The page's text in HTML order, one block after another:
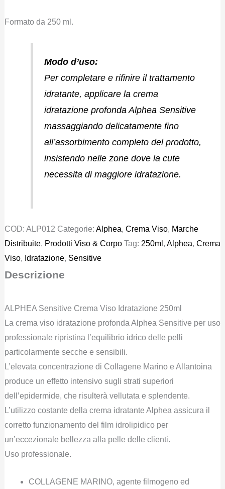
Formato da 250 ml.
Modo d’uso:
Per completare e rifinire il trattamento
idratante, applicare la crema
idratazione profonda Alphea Sensitive
massaggiando delicatamente fino
all’assorbimento completo del prodotto,
insistendo nelle zone dove la cute
necessita di maggiore idratazione.
COD: ALP012 Categorie: Alphea, Crema Viso, Marche
Distribuite, Prodotti Viso & Corpo Tag: 250ml , Alphea, Crema
Viso, Idratazione, Sensitive
Descrizione
ALPHEA Sensitive Crema Viso Idratazione 250ml
La crema viso idratazione profonda Alphea Sensitive per uso
professionale ripristina l’equilibrio idrico delle pelli
particolarmente secche e sensibili.
L’elevata concentrazione di Collagene Marino e Allantoina
produce un effetto intensivo sugli strati superiori
dell’epidermide, che risulterà vellutata e splendente.
L’utilizzo costante della crema idratante Alphea assicura il
corretto funzionamento del film idrolipidico per
un’eccezionale bellezza alla pelle delle clienti.
Uso professionale.
COLLAGENE MARINO, agente filmogeno ed